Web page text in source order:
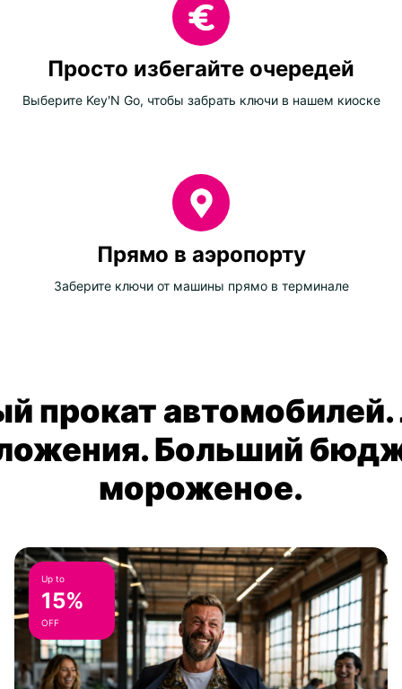
Просто избегайте очередей
Выберите Key'N Go, чтобы забрать ключи в нашем киоске
Прямо в аэропорту
Заберите ключи от машины прямо в терминале
прокат
Больший
мороженое.
Up to
15%
OFF